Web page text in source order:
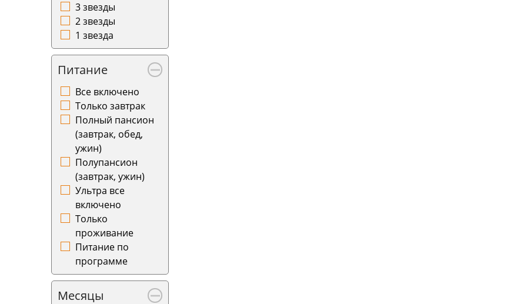
3 звезды
2 звезды
1 звезда
Питание
Все включено
Только завтрак
Полный пансион
(завтрак, обед,
ужин)
Полупансион
(завтрак, ужин)
Ультра все
включено
Только
проживание
Питание по
программе
Месяцы